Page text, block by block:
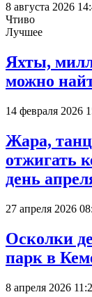
8 августа 2026
Чтиво
Лучшее
Яхты,
можно
14 февраля 2026
Жара,
отжигать
день
27 апреля 2026
Осколки
парк в
8 апреля 2026